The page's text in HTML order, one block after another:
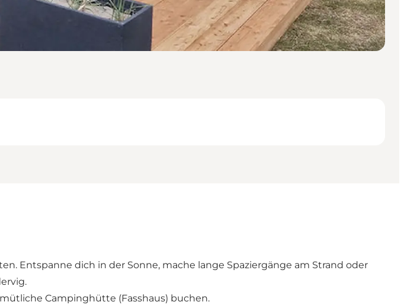
Entspanne dich in der Sonne, mache lange Spaziergänge am Strand oder
Campinghütte (Fasshaus) buchen.